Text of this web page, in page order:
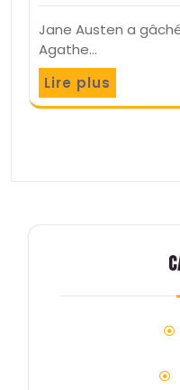
Jane Austen a
Agathe…
Lire plus